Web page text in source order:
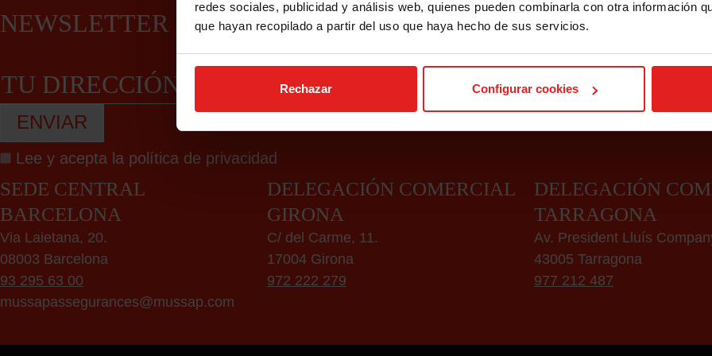
redes sociales, publicidad y análisis web, quienes pueden combinarla con otra información
que hayan recopilado a partir del uso que haya hecho de sus servicios.
Rechazar Configurar cookies
NEWSLETTER
Lee y acepta la política de privacidad
SEDE CENTRAL
BARCELONA
Via Laietana, 20.
08003 Barcelona
93 295 63 00
mussapassegurances@mussap.com
DELEGACIÓN COMERCIAL
GIRONA
C/ del Carme, 11.
17004 Girona
972 222 279
DELEGACIÓN
TARRAGONA
Av. President Lluís
43005 Tarragona
977 212 487